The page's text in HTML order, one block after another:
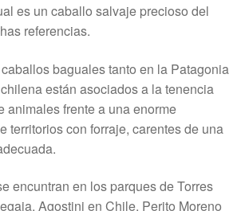
es un caballo salvaje precioso del
referencias.
baguales tanto en la Patagonia
están asociados a la tenencia
animales frente a una enorme
territorios con forraje, carentes de una
encuntran en los parques de Torres
Agostini en Chile, Perito Moreno